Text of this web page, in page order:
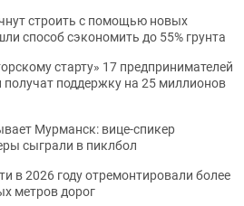
строить с помощью новых
способ сэкономить до 55% грунта
старту» 17 предпринимателей
поддержку на 25 миллионов
Мурманск: вице-спикер
сыграли в пиклбол
в 2026 году отремонтировали более
метров дорог